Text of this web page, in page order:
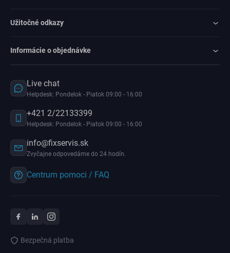
Užitočné odkazy
Informácie o objednávke
Live chat
Helpdesk: Pondelok - Piatok 09:00 - 16:00
+421 2/22133399
Helpdesk: Pondelok - Piatok 09:00 - 16:00
info@fixservis.sk
Zvyčajne odpovedáme do 24 hodín.
Centrum pomoci / FAQ
Bezpečná platba